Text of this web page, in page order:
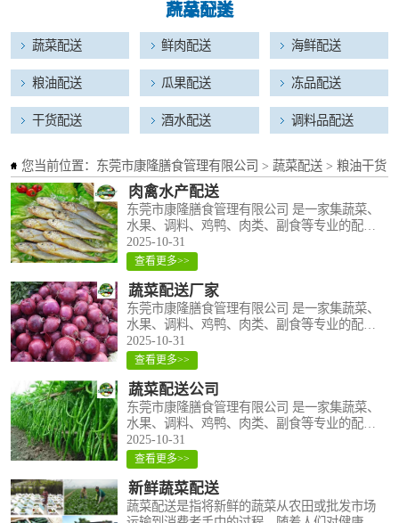
您当前位置： 东莞市康隆膳食管理有限公司 > 蔬菜配送 > 粮油干货
肉禽水产配送
东莞市康隆膳食管理有限公司 是一家集蔬菜、
水果、调料、鸡鸭、肉类、副食等专业的配送
公司。深圳蔬菜配送，东莞市蔬菜配送粮油批
发，东莞市周边企业、工厂、学校、餐厅、酒
店、商场、相关部门 及企事业单位提供蔬..
2025-10-31
查看更多>>
蔬菜配送厂家
东莞市康隆膳食管理有限公司 是一家集蔬菜、
水果、调料、鸡鸭、肉类、副食等专业的配送
公司。深圳蔬菜配送，东莞市蔬菜配送粮油批
发，东莞市周边企业、工厂、学校、餐厅、酒
店、商场、相关部门 及企事业单位提供蔬..
2025-10-31
查看更多>>
蔬菜配送公司
东莞市康隆膳食管理有限公司 是一家集蔬菜、
水果、调料、鸡鸭、肉类、副食等专业的配送
公司。深圳蔬菜配送，东莞市蔬菜配送粮油批
发，东莞市周边企业、工厂、学校、餐厅、酒
店、商场、相关部门 及企事业单位提供蔬..
2025-10-31
查看更多>>
新鲜蔬菜配送
蔬菜配送是指将新鲜的蔬菜从农田或批发市场
蔬菜配送
新鲜蔬菜 肉禽水产 粮油干货
产品分类
蔬菜配送 鲜肉配送 海鲜配送
粮油配送 瓜果配送 冻品配送
干货配送 酒水配送 调料品配送
冻品配送
干货配送
酒水配送
调料品配送